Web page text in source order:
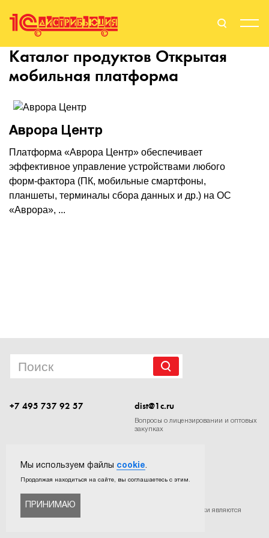
Поиск
О нас
Вендоры
Партнерам
Каталог продуктов Открытая
мобильная платформа
Аврора Центр
Платформа «Аврора Центр» обеспечивает
эффективное управление устройствами любого
форм-фактора (ПК, мобильные смартфоны,
планшеты, терминалы сбора данных и др.) на ОС
«Аврора», ...
+7 495 737 92 57 dist@1c.ru
Вопросы о лицензировании и оптовых
закупках
. Все права защищены. Все торговые марки являются
собственностью их правообладателей
Мы используем файлы cookie.
Продолжая находиться на сайте, вы соглашаетесь с этим.
ПРИНИМАЮ